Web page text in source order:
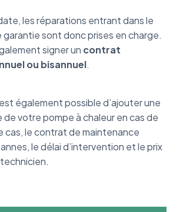
les réparations entrant dans le
sont donc prises en charge.
signer un contrat
ou bisannuel.
également possible d’ajouter une
de votre pompe à chaleur en cas de
cas, le contrat de maintenance
le délai d’intervention et le prix